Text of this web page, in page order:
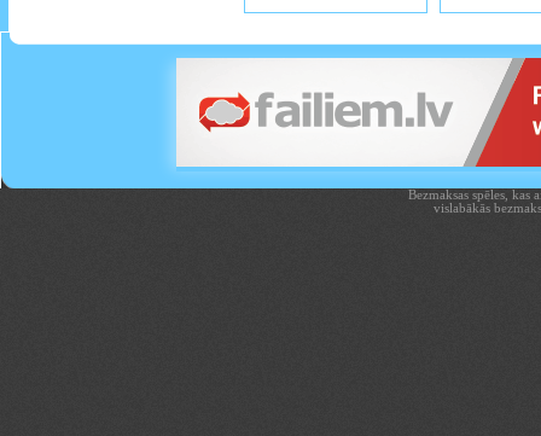
Bezmaksas spēles,
vislabākās